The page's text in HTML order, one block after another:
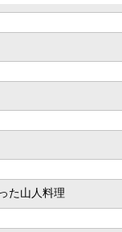
た山人料理